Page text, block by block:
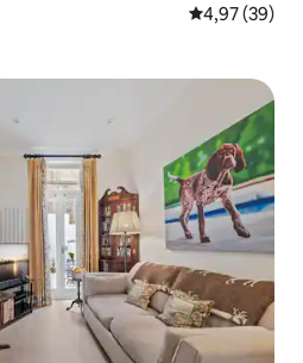
4,97 ud af 5 i
4,97 (39)